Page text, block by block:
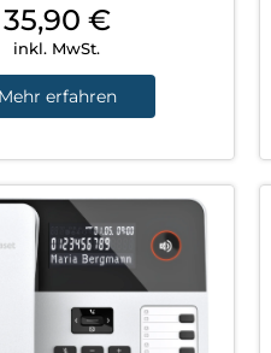
35,90 €
inkl. MwSt.
Mehr erfahren